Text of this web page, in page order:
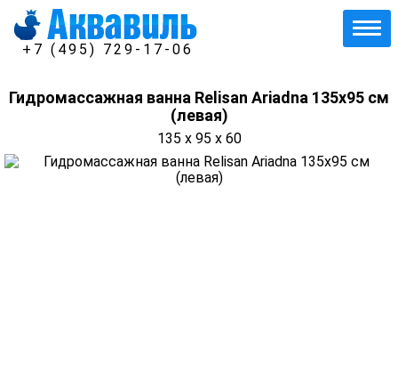
+7 (495) 729-17-06
Гидромассажная ванна Relisan Ariadna 135x95 см
(левая)
135 x 95 x 60